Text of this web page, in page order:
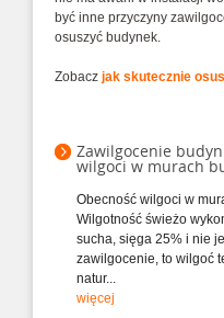
być inne przyczyny
osuszyć budynek.
Zobacz jak skutecznie
Zawilgocenie
wilgoci w murach
Obecność wilgoci w
Wilgotność świeżo
sucha, sięga 25% i nie
zawilgocenie, to wilgoć
natur...
więcej